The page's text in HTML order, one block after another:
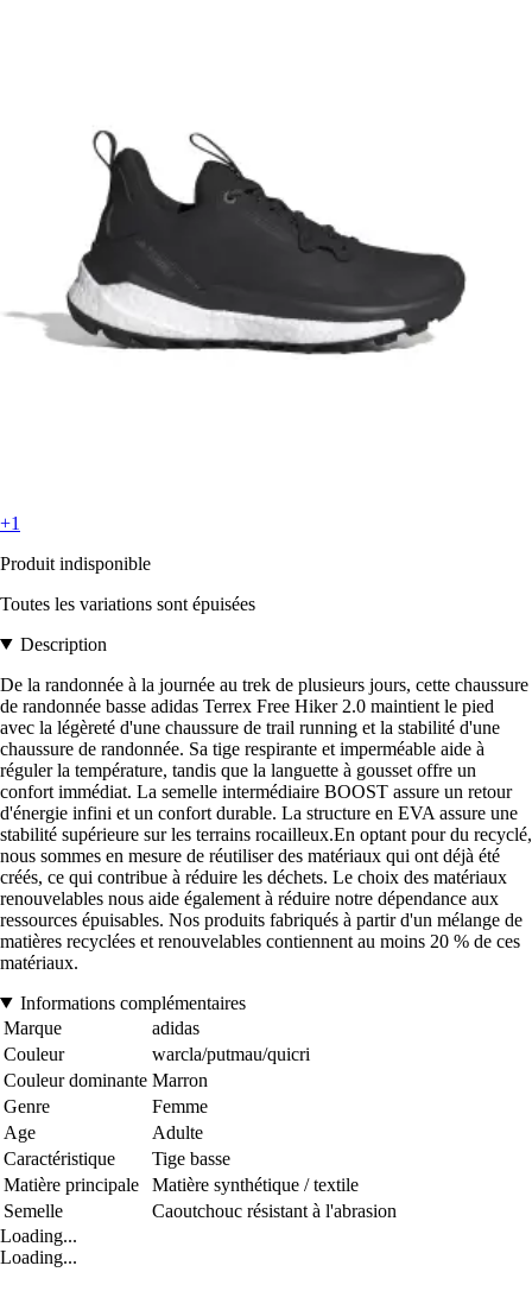
+1
Produit indisponible
Toutes les variations sont épuisées
Description
De la randonnée à la journée au trek de plusieurs jours, cette chaussure
de randonnée basse adidas Terrex Free Hiker 2.0 maintient le pied
avec la légèreté d'une chaussure de trail running et la stabilité d'une
chaussure de randonnée. Sa tige respirante et imperméable aide à
réguler la température, tandis que la languette à gousset offre un
confort immédiat. La semelle intermédiaire BOOST assure un retour
d'énergie infini et un confort durable. La structure en EVA assure une
stabilité supérieure sur les terrains rocailleux.En optant pour du recyclé,
nous sommes en mesure de réutiliser des matériaux qui ont déjà été
créés, ce qui contribue à réduire les déchets. Le choix des matériaux
renouvelables nous aide également à réduire notre dépendance aux
ressources épuisables. Nos produits fabriqués à partir d'un mélange de
matières recyclées et renouvelables contiennent au moins 20 % de ces
matériaux.
Informations complémentaires
Marque
adidas
Couleur
warcla/putmau/quicri
Couleur dominante Marron
Genre
Femme
Age
Adulte
Caractéristique
Tige basse
Matière principale
Matière synthétique / textile
Semelle
Caoutchouc résistant à l'abrasion
Loading...
Loading...